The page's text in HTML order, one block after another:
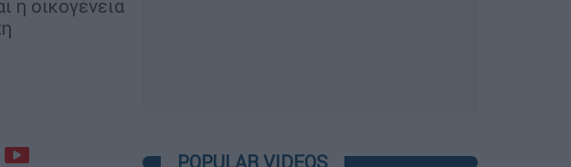
η οικογένεια
POPULAR VIDEOS